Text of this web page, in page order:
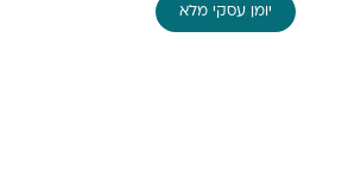
יומן עסקי מלא